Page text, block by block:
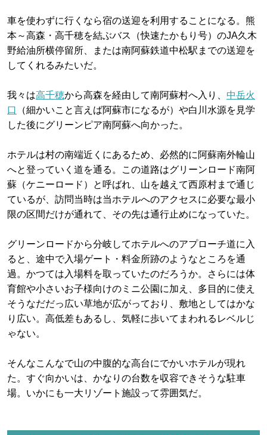
車を使わずに行くなら宿の送迎を利用することになる。熊
本～高森・高千穂を結ぶバス（快速たかもり号）のJA久木
野給油所横停留所、または南阿蘇鉄道中松駅までの送迎を
してくれるみたいだ。
我々は高千穂から高森を経由して南阿蘇村へ入り、 中岳火
口
（細かいこと言えば阿蘇市になるが）や白川水源を見学
した後にグリーンピア南阿蘇へ向かった。
ホテルは村の南端近くにあるため、必然的に阿蘇南外輪山
へと登っていく道を通る。この道路はグリーンロード南阿
蘇（ケニーロード）と呼ばれ、山を越えて西原村まで通じ
ているが、訪問当時は当ホテルへのアクセスに必要な最小
限の区間だけが通れて、その先は通行止めになっていた。
グリーンロードから分岐してホテルへのアプローチ道に入
ると、途中で入場ゲート・料金所跡のようなところを通
過。かつては入場料を取っていたのだろうか。さらには体
育館や小さいお子様向けのミニ公園に加え、多目的に使え
そうなだだっ広い草地が広がっており、敷地としてはかな
り広い。高低差もあるし、気軽に歩いてまわれるレベルじ
ゃない。
そんなこんなで山の中腹的な高台にでかいホテルが現れ
た。すぐ向かいは、かなりの台数を収容できそうな駐車
場。いかにも一大リゾート施設って雰囲気だ。